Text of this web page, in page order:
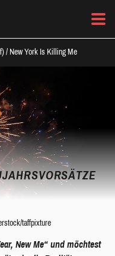
/ New York Is Killing Me
taffpixture
New Me“ und möchtest